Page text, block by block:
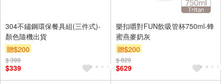
304不鏽鋼環保餐具組(三件式)-
顏色隨機出貨
贈$200
$ 399
$339
樂扣嚼對FUN飲吸管杯750ml-蜂
蜜燕麥奶灰
贈$200
$ 829
$629